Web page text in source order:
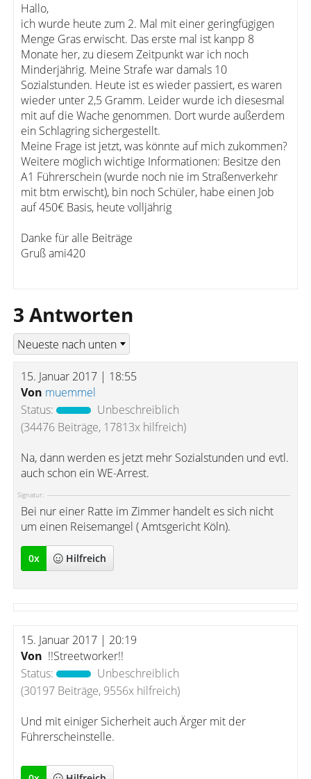
Hallo,
ich wurde heute zum 2. Mal mit einer geringfügigen
Menge Gras erwischt. Das erste mal ist kanpp 8
Monate her, zu diesem Zeitpunkt war ich noch
Minderjährig. Meine Strafe war damals 10
Sozialstunden. Heute ist es wieder passiert, es waren
wieder unter 2,5 Gramm. Leider wurde ich diesesmal
mit auf die Wache genommen. Dort wurde außerdem
ein Schlagring sichergestellt.
Meine Frage ist jetzt, was könnte auf mich zukommen?
Weitere möglich wichtige Informationen: Besitze den
A1 Führerschein (wurde noch nie im Straßenverkehr
mit btm erwischt), bin noch Schüler, habe einen Job
auf 450€ Basis, heute volljährig
Danke für alle Beiträge
Gruß ami420
3 Antworten
15. Januar 2017 | 18:55
Von muemmel
Status:
Unbeschreiblich
(34476 Beiträge, 17813x hilfreich)
Na, dann werden es jetzt mehr Sozialstunden und evtl.
auch schon ein WE-Arrest.
Signatur:
Bei nur einer Ratte im Zimmer handelt es sich nicht
um einen Reisemangel ( Amtsgericht Köln).
0x Hilfreich
15. Januar 2017 | 20:19
Von !!Streetworker!!
Status:
Unbeschreiblich
(30197 Beiträge, 9556x hilfreich)
Und mit einiger Sicherheit auch Ärger mit der
Führerscheinstelle.